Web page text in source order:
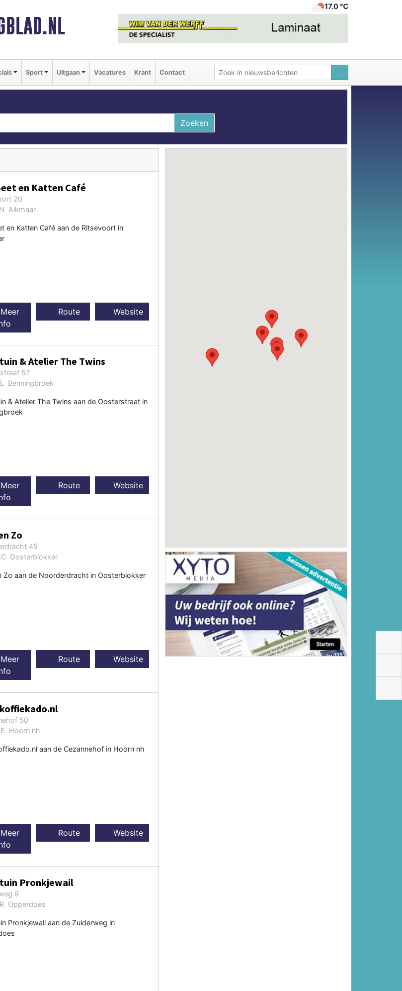
17.0 ℃
Sport Uitgaan Vacatures Krant Contact
Zoeken
en Katten Café
20
Alkmaar
en Katten Café aan de Ritsevoort in
Meer
Route Website
& Atelier The Twins
52
Benningbroek
& Atelier The Twins aan de Oosterstraat in
Meer
Route Website
Zo
45
Oosterblokker
Zo aan de Noorderdracht in Oosterblokker
Meer
Route Website
50
Hoorn nh
aan de Cezannehof in Hoorn nh
Meer
Route Website
Pronkjewail
9
Opperdoes
Pronkjewail aan de Zuiderweg in